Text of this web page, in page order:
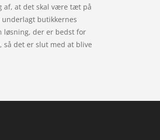
af, at det skal være tæt på
butikkernes
løsning, der er bedst for
så det er slut med at blive